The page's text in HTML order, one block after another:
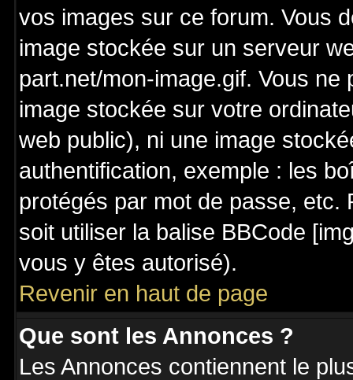
vos images sur ce forum. Vous
image stockée sur un serveur
part.net/mon-image.gif. Vous
image stockée sur votre
web public), ni une image
authentification, exemple : les
protégés par mot de passe, etc.
soit utiliser la balise BBCode
vous y êtes autorisé).
Revenir en haut de page
Que sont les Annonces ?
Les Annonces contiennent le